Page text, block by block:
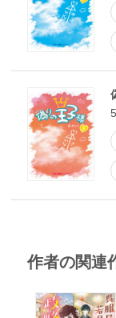
作者の関連